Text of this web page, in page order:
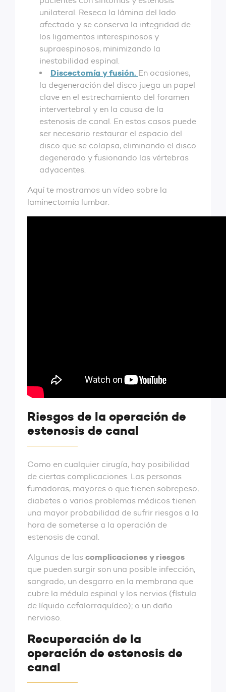
unilateral. Reseca la lámina del lado
afectado y se conserva la integridad de
los ligamentos interespinosos y
supraespinosos, minimizando la
inestabilidad espinal.
Discectomía yfusión. En ocasiones,
la degeneración del disco juega un papel
clave en el estrechamiento del foramen
intervertebral y en la causa de la
estenosis de canal. En estos casos puede
ser necesario restaurar el espacio del
disco que se colapsa, eliminando el disco
degenerado y fusionando las vértebras
adyacentes.
Aquí te mostramos un vídeo sobre la
laminectomía lumbar:
Riesgos de la operación de
estenosis de canal
Como en cualquier cirugía, hay posibilidad
de ciertas complicaciones. Las personas
fumadoras, mayores o que tienen sobrepeso,
diabetes o varios problemas médicos tienen
una mayor probabilidad de sufrir riesgos a la
hora de someterse a la operación de
estenosis de canal.
Algunas de las complicaciones y riesgos
que pueden surgir son una posible infección,
sangrado, un desgarro en la membrana que
cubre la médula espinal y los nervios (fístula
de líquido cefalorraquídeo); o un daño
nervioso.
Recuperación de la
operación de estenosis de
canal